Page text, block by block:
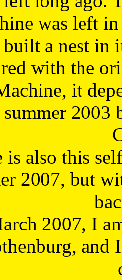
was left
built a nest in
with the
it
2003
is also this
2007, but
2007, I
and